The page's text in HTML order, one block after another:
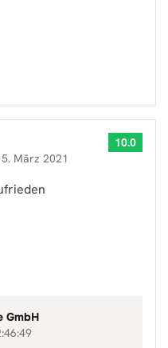
März 2021
10.0
GmbH